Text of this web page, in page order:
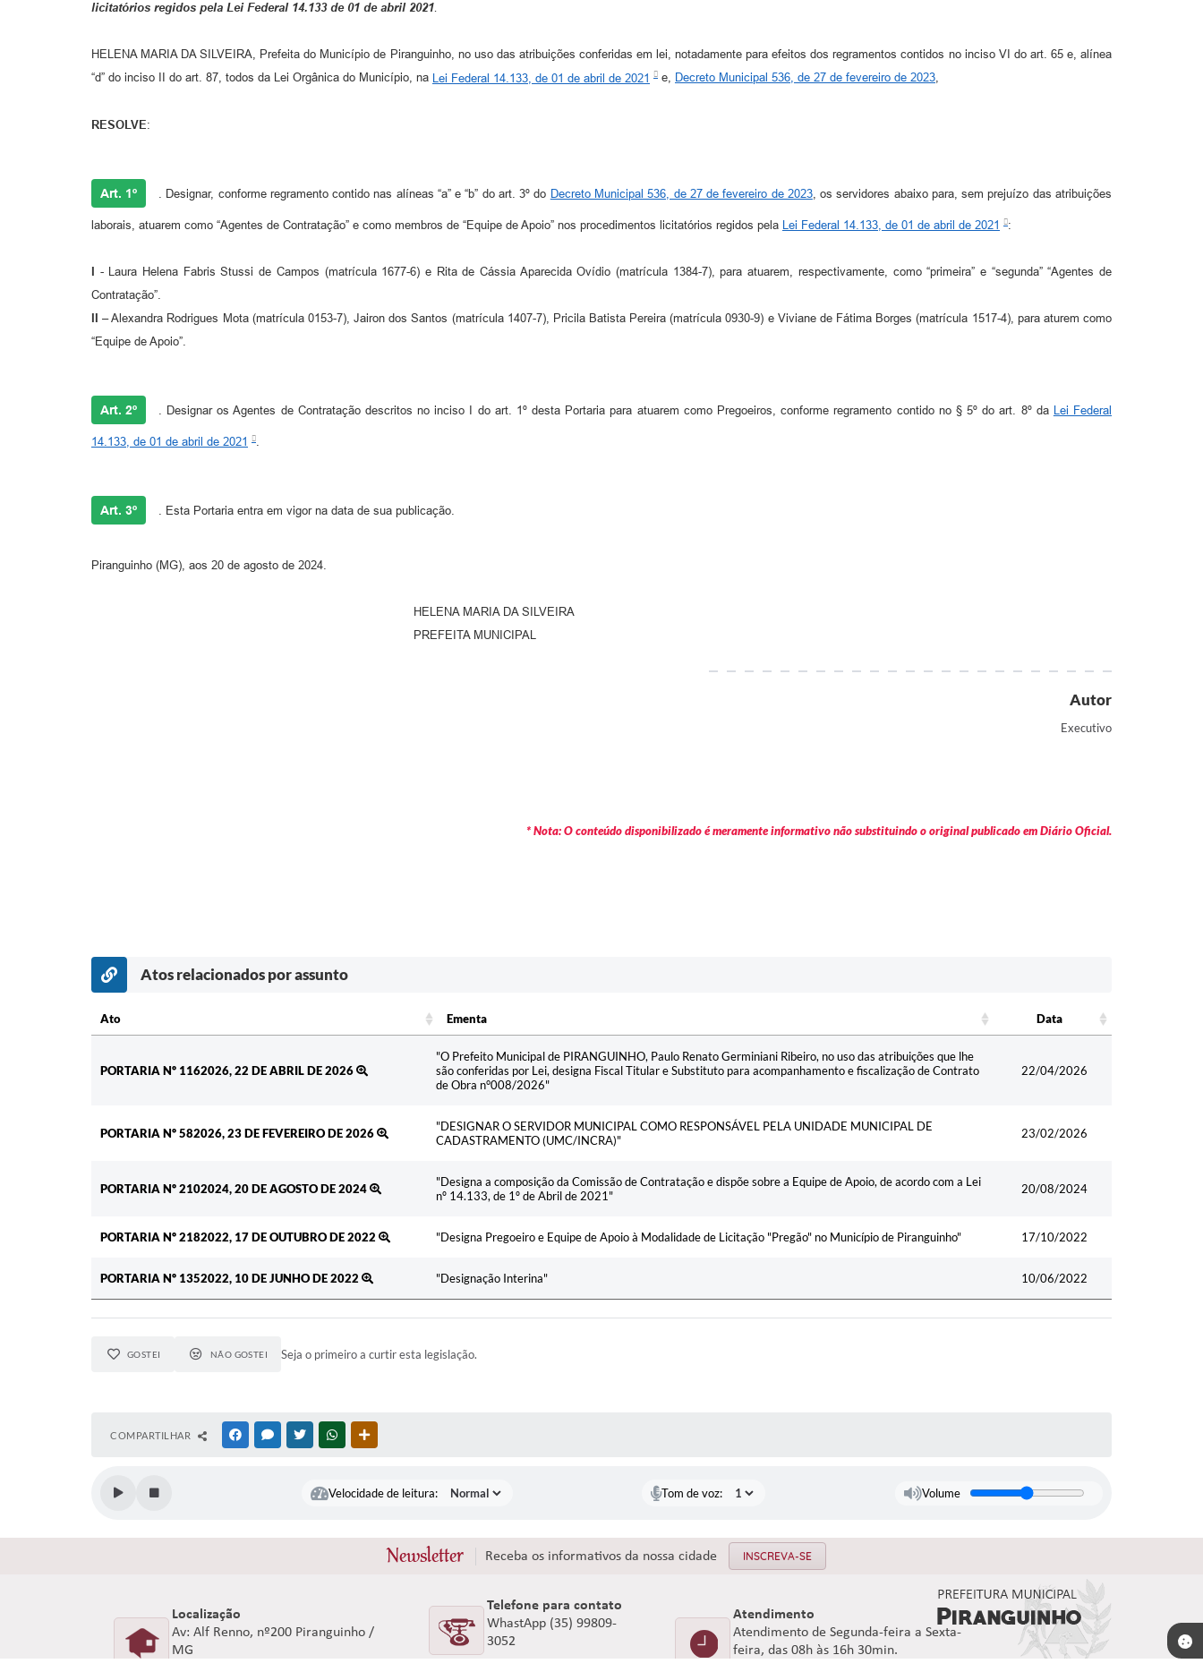
licitatórios regidos pela Lei Federal 14.133 de 01 de abril 2021.
HELENA MARIA DA SILVEIRA, Prefeita do Município de Piranguinho, no uso das atribuições conferidas em lei, notadamente para efeitos dos regramentos contidos no inciso VI do art. 65 e, alínea
“d” do inciso II do art. 87, todos da Lei Orgânica do Município, na Lei Federal 14.133, de 01 de abril de 2021 e, Decreto Municipal 536, de 27 de fevereiro de 2023,
RESOLVE:
Art. 1º . Designar, conforme regramento contido nas alíneas “a” e “b” do art. 3º do Decreto Municipal 536, de 27 de fevereiro de 2023, os servidores abaixo para, sem prejuízo das atribuições
laborais, atuarem como “Agentes de Contratação” e como membros de “Equipe de Apoio” nos procedimentos licitatórios regidos pela Lei Federal 14.133, de 01 de abril de 2021 :
- Laura Helena Fabris Stussi de Campos (matrícula 1677-6) e Rita de Cássia Aparecida Ovídio (matrícula 1384-7), para atuarem, respectivamente, como “primeira” e “segunda” “Agentes de
Contratação”.
– Alexandra Rodrigues Mota (matrícula 0153-7), Jairon dos Santos (matrícula 1407-7), Pricila Batista Pereira (matrícula 0930-9) e Viviane de Fátima Borges (matrícula 1517-4), para aturem como
“Equipe de Apoio”.
Art. 2º . Designar os Agentes de Contratação descritos no inciso I do art. 1º desta Portaria para atuarem como Pregoeiros, conforme regramento contido no § 5º do art. 8º da Lei Federal
14.133, de 01 de abril de 2021 .
Art. 3º . Esta Portaria entra em vigor na data de sua publicação.
Piranguinho (MG), aos 20 de agosto de 2024.
HELENA MARIA DA SILVEIRA
PREFEITA MUNICIPAL
Autor
Executivo
* Nota: O conteúdo disponibilizado é meramente informativo não substituindo o original publicado em Diário Oficial.
Atos relacionados por assunto
Ato Ementa
Data
PORTARIA Nº 1162026, 22 DE ABRIL DE 2026
"O Prefeito Municipal de PIRANGUINHO, Paulo Renato Germiniani Ribeiro, no uso das atribuições que lhe
são conferidas por Lei, designa Fiscal Titular e Substituto para acompanhamento e fiscalização de Contrato
de Obra n°008/2026"
22/04/2026
PORTARIA Nº 582026, 23 DE FEVEREIRO DE 2026
"DESIGNAR O SERVIDOR MUNICIPAL COMO RESPONSÁVEL PELA UNIDADE MUNICIPAL DE
CADASTRAMENTO (UMC/INCRA)"
23/02/2026
PORTARIA Nº 2102024, 20 DE AGOSTO DE 2024
"Designa a composição da Comissão de Contratação e dispõe sobre a Equipe de Apoio, de acordo com a Lei
nº 14.133, de 1º de Abril de 2021"
20/08/2024
PORTARIA Nº 2182022, 17 DE OUTUBRO DE 2022 "Designa Pregoeiro e Equipe de Apoio à Modalidade de Licitação "Pregão" no Município de Piranguinho" 17/10/2022
PORTARIA Nº 1352022, 10 DE JUNHO DE 2022 "Designação Interina" 10/06/2022
GOSTEI NÃO GOSTEI Seja o primeiro a curtir esta legislação.
COMPARTILHAR FACEBOOKMESSENGER
TWITTERWHATSAPP
Velocidade de leitura: Tom de voz: Volume
Newsletter Receba os informativos da nossa cidade INSCREVA-SE
Localização
Av: Alf Renno, nº200 Piranguinho /
MG
Telefone para contato
WhastApp (35) 99809-
3052
Atendimento
Atendimento de Segunda-feira a Sexta-
feira, das 08h às 16h 30min.